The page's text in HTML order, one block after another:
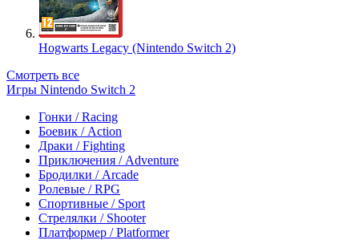
Hogwarts Legacy (Nintendo Switch 2)
Смотреть все
Игры Nintendo Switch 2
Гонки / Racing
Боевик / Action
Драки / Fighting
Приключения / Adventure
Бродилки / Arcade
Ролевые / RPG
Спортивные / Sport
Стрелялки / Shooter
Платформер / Platformer